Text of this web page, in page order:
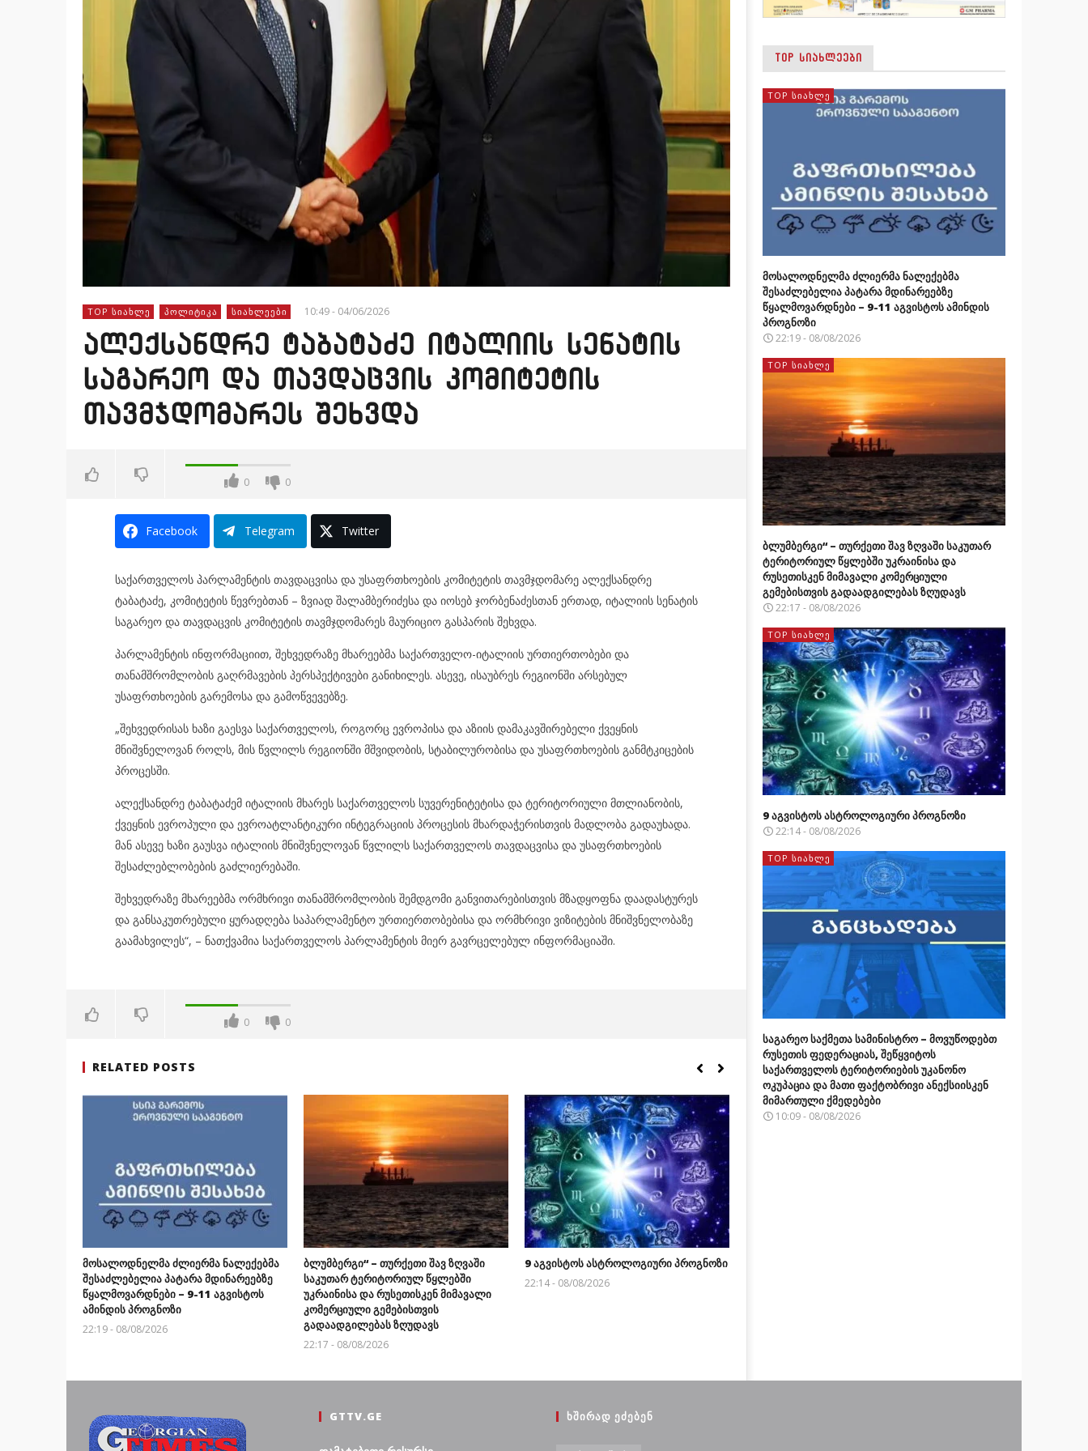
TOP ᲡᲘᲐᲮᲚᲔ ᲞᲝᲚᲘᲢᲘᲙᲐ ᲡᲘᲐᲮᲚᲔᲔᲑᲘ 10:49 - 04/06/2026
ალექსანდრე ტაბატაძე იტალიის სენატის
საგარეო და თავდაცვის კომიტეტის
თავმჯდომარეს შეხვდა
0 0
Facebook Telegram Twitter
საქართველოს პარლამენტის თავდაცვისა და უსაფრთხოების კომიტეტის თავმჯდომარე ალექსანდრე
ტაბატაძე, კომიტეტის წევრებთან – ზვიად შალამბერიძესა და იოსებ ჯორბენაძესთან ერთად, იტალიის სენატის
საგარეო და თავდაცვის კომიტეტის თავმჯდომარეს მაურიციო გასპარის შეხვდა.
პარლამენტის ინფორმაციით, შეხვედრაზე მხარეებმა საქართველო-იტალიის ურთიერთობები და
თანამშრომლობის გაღრმავების პერსპექტივები განიხილეს. ასევე, ისაუბრეს რეგიონში არსებულ
უსაფრთხოების გარემოსა და გამოწვევებზე.
„შეხვედრისას ხაზი გაესვა საქართველოს, როგორც ევროპისა და აზიის დამაკავშირებელი ქვეყნის
მნიშვნელოვან როლს, მის წვლილს რეგიონში მშვიდობის, სტაბილურობისა და უსაფრთხოების განმტკიცების
პროცესში.
ალექსანდრე ტაბატაძემ იტალიის მხარეს საქართველოს სუვერენიტეტისა და ტერიტორიული მთლიანობის,
ქვეყნის ევროპული და ევროატლანტიკური ინტეგრაციის პროცესის მხარდაჭერისთვის მადლობა გადაუხადა.
მან ასევე ხაზი გაუსვა იტალიის მნიშვნელოვან წვლილს საქართველოს თავდაცვისა და უსაფრთხოების
შესაძლებლობების გაძლიერებაში.
შეხვედრაზე მხარეებმა ორმხრივი თანამშრომლობის შემდგომი განვითარებისთვის მზადყოფნა დაადასტურეს
და განსაკუთრებული ყურადღება საპარლამენტო ურთიერთობებისა და ორმხრივი ვიზიტების მნიშვნელობაზე
გაამახვილეს“, – ნათქვამია საქართველოს პარლამენტის მიერ გავრცელებულ ინფორმაციაში.
0 0
RELATED POSTS
მოსალოდნელმა ძლიერმა ნალექებმა
შესაძლებელია პატარა მდინარეებზე
წყალმოვარდნები – 9-11 აგვისტოს
ამინდის პროგნოზი
22:19 - 08/08/2026
ბლუმბერგი“ – თურქეთი შავ ზღვაში
საკუთარ ტერიტორიულ წყლებში
უკრაინისა და რუსეთისკენ მიმავალი
კომერციული გემებისთვის
გადაადგილებას ზღუდავს
22:17 - 08/08/2026
9 აგვისტოს ასტროლოგიური პროგნოზი
22:14 - 08/08/2026
TOP ᲡᲘᲐᲮᲚᲔᲔᲑᲘ
TOP ᲡᲘᲐᲮᲚᲔ
მოსალოდნელმა ძლიერმა ნალექებმა
შესაძლებელია პატარა მდინარეებზე
წყალმოვარდნები – 9-11 აგვისტოს ამინდის
პროგნოზი
22:19 - 08/08/2026
TOP ᲡᲘᲐᲮᲚᲔ
ბლუმბერგი“ – თურქეთი შავ ზღვაში საკუთარ
ტერიტორიულ წყლებში უკრაინისა და
რუსეთისკენ მიმავალი კომერციული
გემებისთვის გადაადგილებას ზღუდავს
22:17 - 08/08/2026
TOP ᲡᲘᲐᲮᲚᲔ
9 აგვისტოს ასტროლოგიური პროგნოზი
22:14 - 08/08/2026
TOP ᲡᲘᲐᲮᲚᲔ
საგარეო საქმეთა სამინისტრო – მოვუწოდებთ
რუსეთის ფედერაციას, შეწყვიტოს
საქართველოს ტერიტორიების უკანონო
ოკუპაცია და მათი ფაქტობრივი ანექსიისკენ
მიმართული ქმედებები
10:09 - 08/08/2026
GTTV.GE ᲮᲨᲘᲠᲐᲓ ᲔᲫᲔᲑᲔᲜ